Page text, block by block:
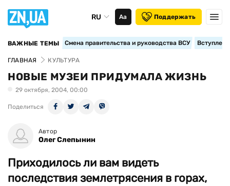
RU Аа Поддержать
ВАЖНЫЕ ТЕМЫ Смена правительства и руководства ВСУ
ГЛАВНАЯ КУЛЬТУРА
НОВЫЕ МУЗЕИ ПРИДУМАЛА ЖИЗНЬ
29 октября, 2004, 00:00
Поделиться
Автор
Олег Слепынин
Приходилось ли вам видеть
последствия землетрясения в горах,